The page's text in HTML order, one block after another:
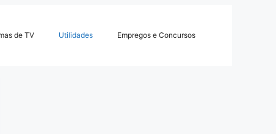
de TV Utilidades Empregos e Concursos